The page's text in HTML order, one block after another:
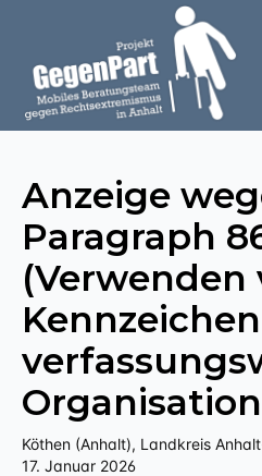
Anzeige
Paragraph
(Verwenden
Kennzeichen
Köthen (Anhalt), Landkreis
17. Januar 2026